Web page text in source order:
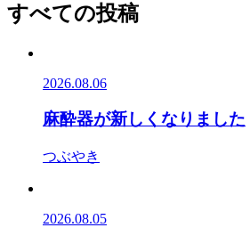
すべての投稿
2026.08.06
麻酔器が新しくなりました
つぶやき
2026.08.05